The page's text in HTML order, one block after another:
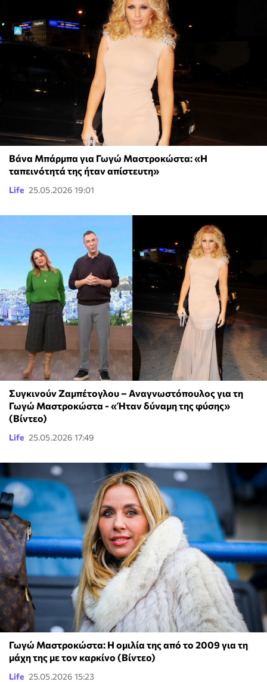
Βάνα Μπάρμπα για Γωγώ Μαστροκώστα: «Η
ταπεινότητά της ήταν απίστευτη»
Life 25.05.2026 19:01
Συγκινούν Ζαμπέτογλου – Αναγνωστόπουλος για τη
Γωγώ Μαστροκώστα - «Ήταν δύναμη της φύσης»
(Βίντεο)
Life 25.05.2026 17:49
Γωγώ Μαστροκώστα: Η ομιλία της από το 2009 για τη
μάχη της με τον καρκίνο (Βίντεο)
Life 25.05.2026 15:23